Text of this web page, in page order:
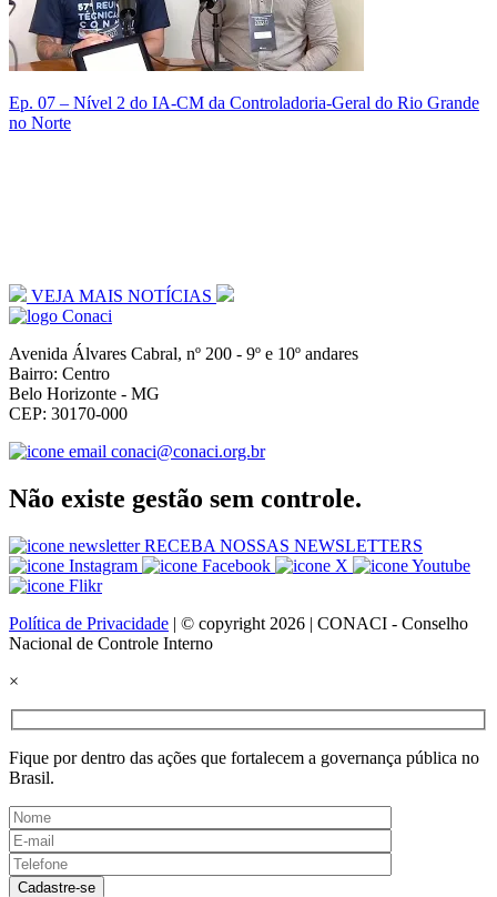
Ep. 07 – Nível 2 do IA-CM da Controladoria-Geral do Rio Grande
no Norte
VEJA MAIS NOTÍCIAS
Avenida Álvares Cabral, nº 200 - 9º e 10º andares
Bairro: Centro
Belo Horizonte - MG
CEP: 30170-000
conaci@conaci.org.br
Não existe gestão sem controle.
RECEBA NOSSAS NEWSLETTERS
Política de Privacidade | © copyright 2026 | CONACI - Conselho
Nacional de Controle Interno
×
Fique por dentro das ações que fortalecem a governança pública no
Brasil.